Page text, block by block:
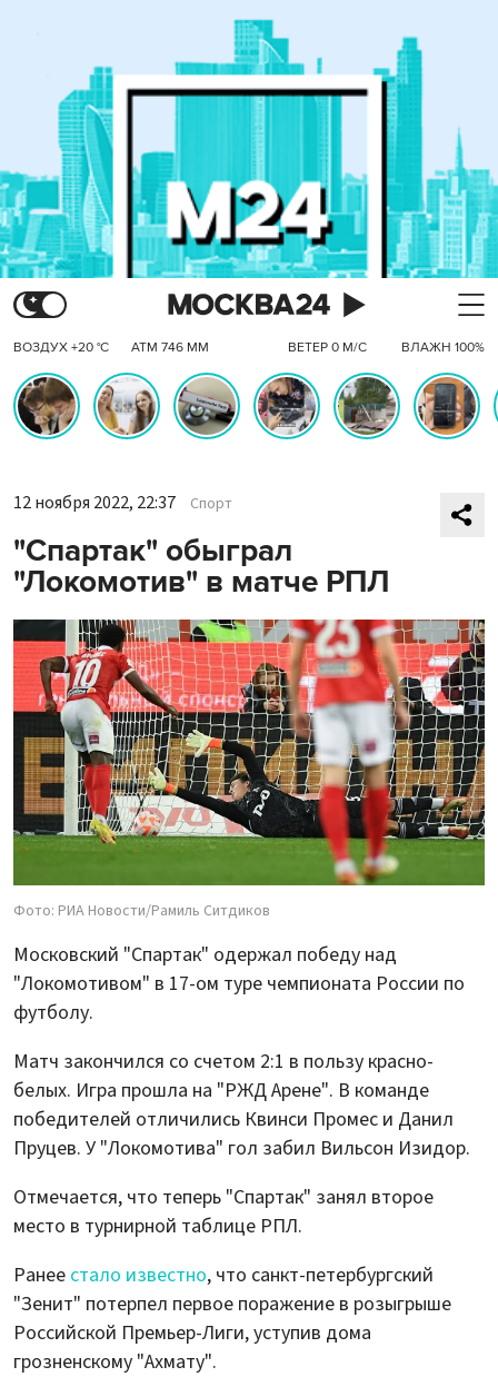
ВОЗДУХ +20 °C АТМ 746 ММ ВЕТЕР 0 М/С ВЛАЖН 100%
12 ноября 2022, 22:37 Спорт
"Спартак" обыграл
"Локомотив" в матче РПЛ
Фото: РИА Новости/Рамиль Ситдиков
Московский "Спартак" одержал победу над
"Локомотивом" в 17-ом туре чемпионата России по
футболу.
Матч закончился со счетом 2:1 в пользу красно-
белых. Игра прошла на "РЖД Арене". В команде
победителей отличились Квинси Промес и Данил
Пруцев. У "Локомотива" гол забил Вильсон Изидор.
Отмечается, что теперь "Спартак" занял второе
место в турнирной таблице РПЛ.
Ранее стало известно, что санкт-петербургский
"Зенит" потерпел первое поражение в розыгрыше
Российской Премьер-Лиги, уступив дома
грозненскому "Ахмату".